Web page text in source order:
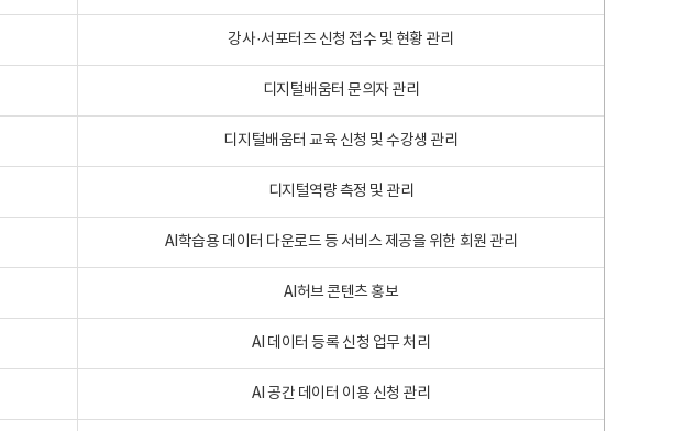
강사·서포터즈 신청 접수 및 현황 관리
디지털배움터 문의자 관리
디지털배움터 교육 신청 및 수강생 관리
디지털역량 측정 및 관리
AI학습용 데이터 다운로드 등 서비스 제공을 위한 회원 관리
AI허브 콘텐츠 홍보
AI 데이터 등록 신청 업무 처리
AI 공간 데이터 이용 신청 관리